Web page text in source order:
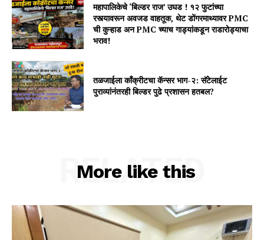
महापालिकेचे ‘बिल्डर राज’ उघड ! १२ फुटांच्या
रस्त्यावरून अवजड वाहतूक, थेट डोंगरमाथ्यावर PMC
ची कुऱ्हाड अन PMC च्याच गाड्यांकडून राडारोड्याचा
भराव!
तळजाईला कॉंक्रीटचा कॅन्सर भाग-२: सॅटेलाईट
पुराव्यांनंतरही बिल्डर पुढे प्रशासन हतबल?
More like this
RELATED